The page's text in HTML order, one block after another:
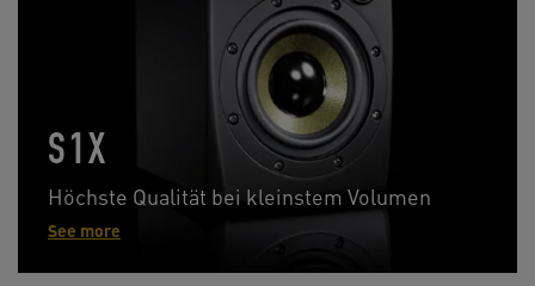
S1X
Höchste Qualität bei kleinstem Volumen
See more